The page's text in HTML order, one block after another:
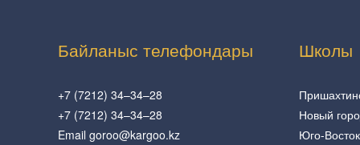
Байланыс телефондары
+7 (7212) 34–34–28
+7 (7212) 34–34–28
Email goroo@kargoo.kz
Школы
Новый
Юго-Восток